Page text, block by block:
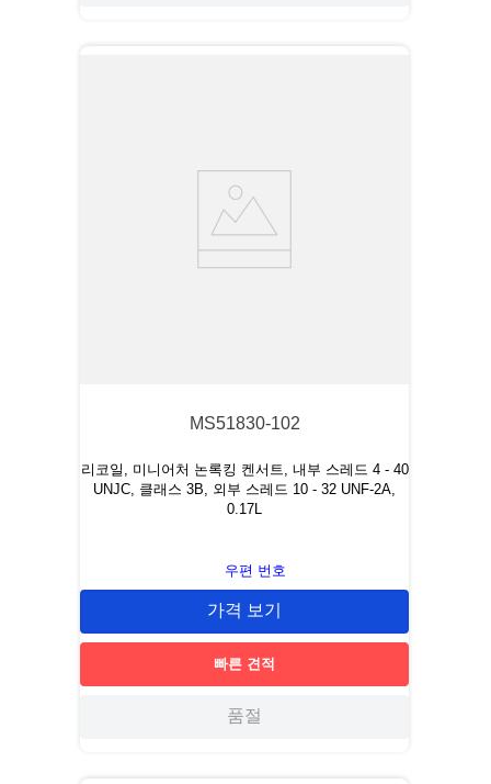
MS51830-102
리코일, 미니어처 논록킹 켄서트, 내부 스레드 4 - 40
UNJC, 클래스 3B, 외부 스레드 10 - 32 UNF-2A,
0.17L
우편 번호
가격 보기
빠른 견적
품절